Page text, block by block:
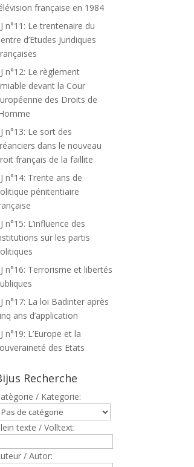
française en 1984
n°11: Le trentenaire du
d’Etudes Juridiques
n°12: Le règlement
devant la Cour
des Droits de
n°13: Le sort des
dans le nouveau
français de la faillite
n°14: Trente ans de
pénitentiaire
n°15: L’influence des
sur les partis
n°16: Terrorisme et libertés
n°17: La loi Badinter après
ans d’application
n°19: L’Europe et la
des Etats
Recherche
/ Kategorie:
texte / Volltext:
/ Autor: